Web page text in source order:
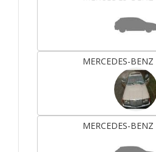
MERCEDES-
MERCEDES-